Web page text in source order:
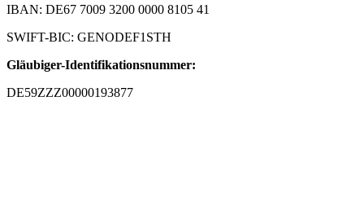
IBAN: DE67 7009 3200 0000 8105 41
SWIFT-BIC: GENODEF1STH
Gläubiger-Identifikationsnummer:
DE59ZZZ00000193877